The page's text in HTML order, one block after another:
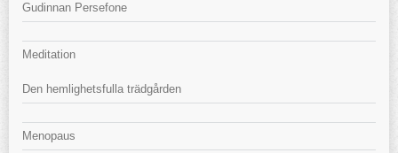
Gudinnan Persefone
Meditation
Den hemlighetsfulla trädgården
Menopaus